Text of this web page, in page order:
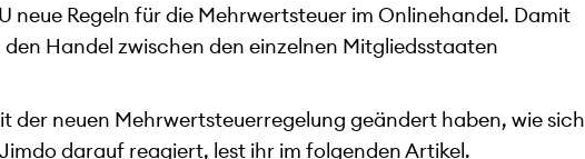
neue Regeln für die Mehrwertsteuer im Onlinehandel. Damit
Handel zwischen den einzelnen Mitgliedsstaaten
der neuen Mehrwertsteuerregelung geändert haben, wie sich
darauf reagiert, lest ihr im folgenden Artikel.